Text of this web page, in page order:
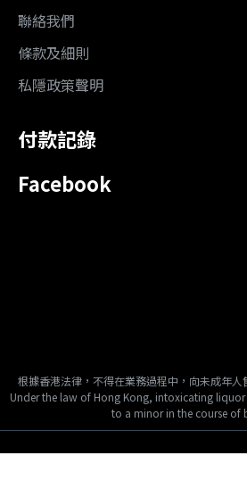
聯絡我們
條款及細則
私隱政策聲明
付款記錄
Facebook
根據香港法律，不得在業務過程中，向未成年人
Under the law of Hong Kong, intoxicating
to a minor in the course of
Copyright © 2024, Tai Fook Hong